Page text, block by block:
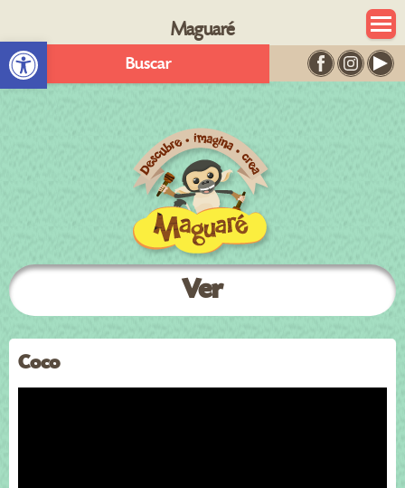
Abrir barra de herramientas
Maguaré
Buscar
Ver
Coco